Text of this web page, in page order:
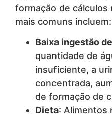
formação de cálculos
mais comuns incluem:
Baixa ingestão
quantidade de
insuficiente, a
concentrada,
de formação de
Dieta: Alimentos